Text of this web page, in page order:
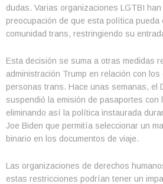
dudas. Varias organizaciones LGTBI
preocupación de que esta política pueda
comunidad trans, restringiendo su
Esta decisión se suma a otras medidas
administración Trump en relación con
personas trans. Hace unas semanas, el
suspendió la emisión de pasaportes con
eliminando así la política instaurada
Joe Biden que permitía seleccionar un
binario en los documentos de viaje.
Las organizaciones de derechos
estas restricciones podrían tener un